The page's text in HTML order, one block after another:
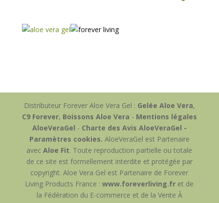
Distributeur Forever Aloe Vera Gel : Gelée Aloe Vera,
C9 Forever, Boissons Aloe Vera - Mentions légales
AloeVeraGel - Charte des Avis AloeVeraGel -
Paramètres cookies. AloeVeraGel est Partenaire
avecAloe Fit. Toute reproduction partielle ou totale
de ce site est formellement interdite et protégée par
copyright. Aloe Vera Gel est Partenaire de Forever
Living Products France :www.foreverliving.fr et de
la Fédération du E-commerce et de la Vente À